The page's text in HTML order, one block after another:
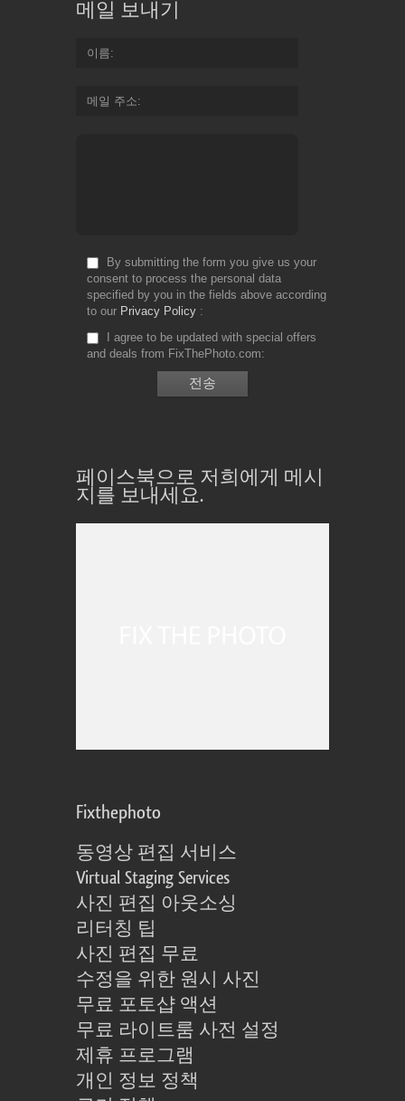
메일 보내기
이름
메일 주소
By submitting the form you give us your
consent to process the personal data
specified by you in the fields above according
to our Privacy Policy
I agree to be updated with special offers
and deals from FixThePhoto.com
페이스북으로 저희에게 메시
지를 보내세요.
Fixthephoto
동영상 편집 서비스
Virtual Staging Services
사진 편집 아웃소싱
리터칭 팁
사진 편집 무료
수정을 위한 원시 사진
무료 포토샵 액션
무료 라이트룸 사전 설정
제휴 프로그램
개인 정보 정책